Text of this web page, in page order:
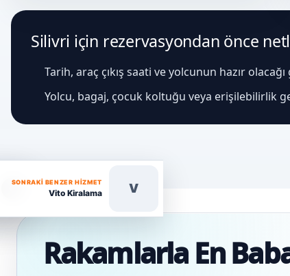
Silivri için rezervasyondan önce
Tarih, araç çıkış saati ve yolcunun hazır
Yolcu, bagaj, çocuk koltuğu veya erişilebilirlik
SONRAKI BENZER HIZMET
Vito Kiralama V
Rakamlarla En